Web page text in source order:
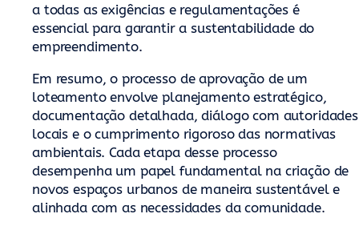
a todas as exigências e regulamentações é
essencial para garantir a sustentabilidade do
empreendimento.
Em resumo, o processo de aprovação de um
loteamento envolve planejamento estratégico,
documentação detalhada, diálogo com autoridades
locais e o cumprimento rigoroso das normativas
ambientais. Cada etapa desse processo
desempenha um papel fundamental na criação de
novos espaços urbanos de maneira sustentável e
alinhada com as necessidades da comunidade.